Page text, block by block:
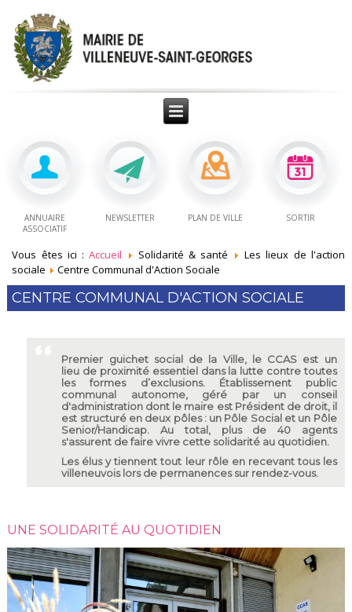
ANNUAIRE
ASSOCIATIF
NEWSLETTER PLAN DE VILLE SORTIR
Vous êtes ici : Accueil Solidarité & santé
Les lieux de l'action
sociale
Centre Communal d'Action Sociale
CENTRE COMMUNAL D'ACTION SOCIALE
Premier guichet social de la Ville, le CCAS est un
lieu de proximité essentiel dans la lutte contre toutes
les formes d’exclusions. Établissement public
communal autonome, géré par un conseil
d'administration dont le maire est Président de droit, il
est structuré en deux pôles : un Pôle Social et un Pôle
Senior/Handicap. Au total, plus de 40 agents
s'assurent de faire vivre cette solidarité au quotidien.
Les élus y tiennent tout leur rôle en recevant tous les
villeneuvois lors de permanences sur rendez-vous.
UNE SOLIDARITÉ AU QUOTIDIEN